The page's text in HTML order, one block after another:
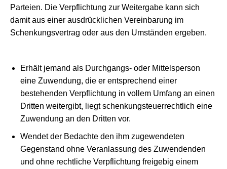
Parteien. Die Verpflichtung zur Weitergabe kann sich
damit aus einer ausdrücklichen Vereinbarung im
Schenkungsvertrag oder aus den Umständen ergeben.
Erhält jemand als Durchgangs- oder Mittelsperson
eine Zuwendung, die er entsprechend einer
bestehenden Verpflichtung in vollem Umfang an einen
Dritten weitergibt, liegt schenkungsteuerrechtlich eine
Zuwendung an den Dritten vor.
Wendet der Bedachte den ihm zugewendeten
Gegenstand ohne Veranlassung des Zuwendenden
und ohne rechtliche Verpflichtung freigebig einem